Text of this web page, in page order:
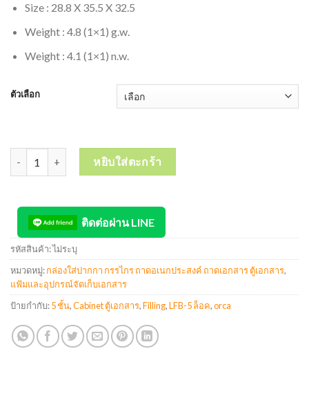
Size : 28.8 X 35.5 X 32.5
Weight : 4.8 (1×1) g.w.
Weight : 4.1 (1×1) n.w.
ตัวเลือก
จำนวน ORCA Filling Cabinet ตู้เอกสาร LFB-5 ล็อค 5 ชั้น ชิ้น
หยิบใส่ตะกร้า
ติดต่อผ่าน LINE
รหัสสินค้า:ไม่ระบุ
หมวดหมู่:กล่องใส่ปากกา กรรไกร ถาดอเนกประสงค์ ถาดเอกสาร ตู้เอกสาร,
แฟ้มและอุปกรณ์จัดเก็บเอกสาร
ป้ายกำกับ:5 ชั้น,Cabinet ตู้เอกสาร,Filling,LFB-5 ล็อค,orca